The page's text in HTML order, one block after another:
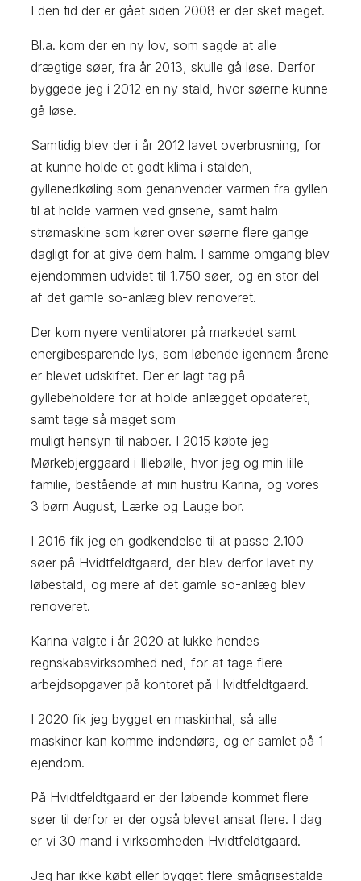
I den tid der er gået siden 2008 er der sket meget.
Bl.a. kom der en ny lov, som sagde at alle
drægtige søer, fra år 2013, skulle gå løse. Derfor
byggede jeg i 2012 en ny stald, hvor søerne kunne
gå løse.
Samtidig blev der i år 2012 lavet overbrusning, for
at kunne holde et godt klima i stalden,
gyllenedkøling som genanvender varmen fra gyllen
til at holde varmen ved grisene, samt halm
strømaskine som kører over søerne flere gange
dagligt for at give dem halm. I samme omgang blev
ejendommen udvidet til 1.750 søer, og en stor del
af det gamle so-anlæg blev renoveret.
Der kom nyere ventilatorer på markedet samt
energibesparende lys, som løbende igennem årene
er blevet udskiftet. Der er lagt tag på
gyllebeholdere for at holde anlægget opdateret,
samt tage så meget som
muligt hensyn til naboer. I 2015 købte jeg
Mørkebjerggaard i Illebølle, hvor jeg og min lille
familie, bestående af min hustru Karina, og vores
3 børn August, Lærke og Lauge bor.
I 2016 fik jeg en godkendelse til at passe 2.100
søer på Hvidtfeldtgaard, der blev derfor lavet ny
løbestald, og mere af det gamle so-anlæg blev
renoveret.
Karina valgte i år 2020 at lukke hendes
regnskabsvirksomhed ned, for at tage flere
arbejdsopgaver på kontoret på Hvidtfeldtgaard.
I 2020 fik jeg bygget en maskinhal, så alle
maskiner kan komme indendørs, og er samlet på 1
ejendom.
På Hvidtfeldtgaard er der løbende kommet flere
søer til derfor er der også blevet ansat flere. I dag
er vi 30 mand i virksomheden Hvidtfeldtgaard.
Jeg har ikke købt eller bygget flere smågrisestalde